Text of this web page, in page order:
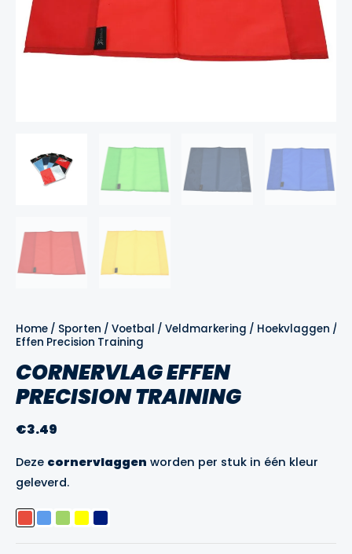
Home / Sporten / Voetbal / Veldmarkering / Hoekvlaggen /
Effen Precision Training
CORNERVLAG EFFEN
PRECISION TRAINING
€3.49
Deze cornervlaggen worden per stuk in één kleur
geleverd.